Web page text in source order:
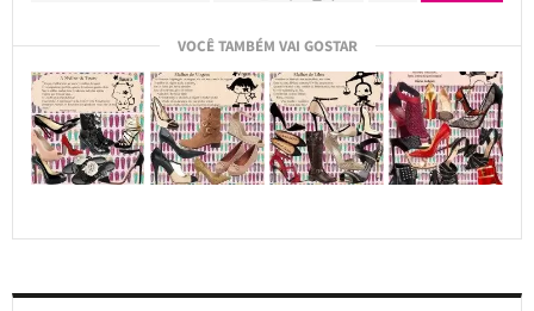
VOCÊ TAMBÉM VAI GOSTAR